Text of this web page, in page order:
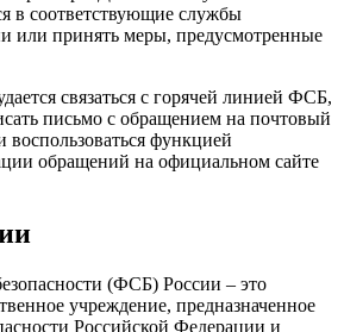
в соответствующие службы
или принять меры, предусмотренные
связаться с горячей линией ФСБ,
письмо с обращением на почтовый
функцией
обращений на официальном сайте
(ФСБ) России – это
учреждение, предназначенное
Российской Федерации и